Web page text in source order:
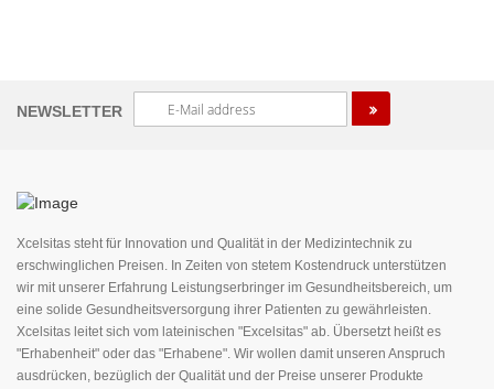
NEWSLETTER
Melden
Sie
Xcelsitas steht für Innovation und Qualität in der Medizintechnik zu
erschwinglichen Preisen. In Zeiten von stetem Kostendruck unterstützen
wir mit unserer Erfahrung Leistungserbringer im Gesundheitsbereich, um
eine solide Gesundheitsversorgung ihrer Patienten zu gewährleisten.
Xcelsitas leitet sich vom lateinischen "Excelsitas" ab. Übersetzt heißt es
"Erhabenheit" oder das "Erhabene". Wir wollen damit unseren Anspruch
ausdrücken, bezüglich der Qualität und der Preise unserer Produkte